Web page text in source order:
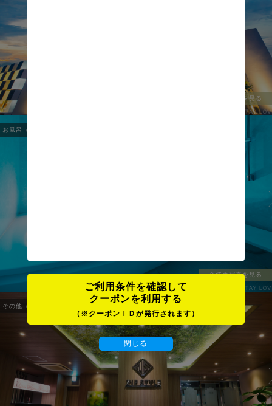
全ての写真を見る
お風呂（BATH ROOM）
全ての写真を見る
その他（OTHER）
ご利用条件を確認して
クーポンを利用する
（※クーポンＩＤが発行されます）
閉じる